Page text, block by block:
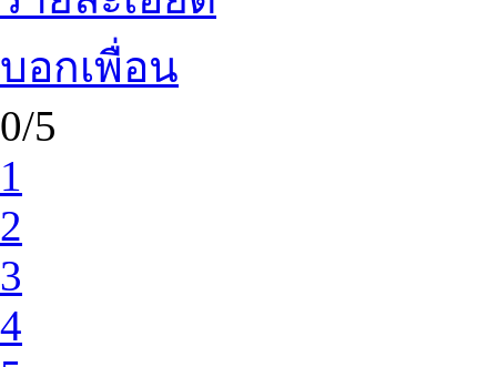
บอกเพื่อน
0/5
1
2
3
4